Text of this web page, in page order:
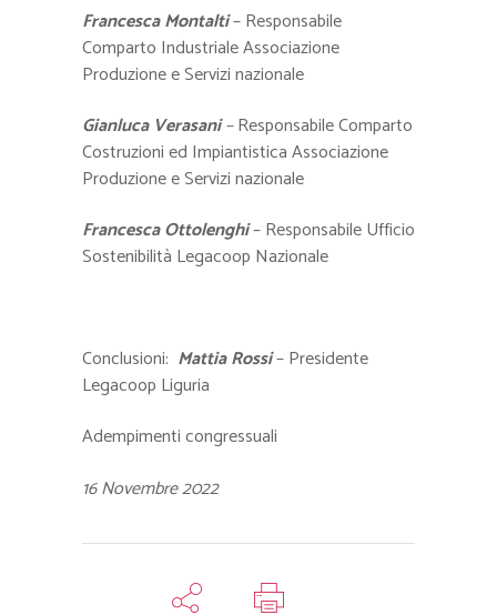
Francesca Montalti– Responsabile
Comparto Industriale Associazione
Produzione e Servizi nazionale
Gianluca Verasani–Responsabile Comparto
Costruzioni ed Impiantistica Associazione
Produzione e Servizi nazionale
Francesca Ottolenghi– Responsabile Ufficio
Sostenibilità Legacoop Nazionale
Conclusioni: Mattia Rossi– Presidente
Legacoop Liguria
Adempimenti congressuali
16 Novembre 2022